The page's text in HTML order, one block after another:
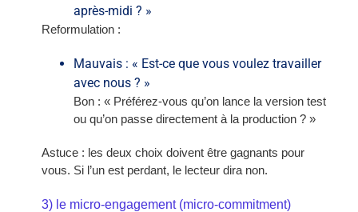
après-midi ? »
Reformulation :
Mauvais : « Est-ce que vous voulez travailler
avec nous ? »
Bon : « Préférez-vous qu’on lance la version test
ou qu’on passe directement à la production ? »
Astuce : les deux choix doivent être gagnants pour
vous. Si l’un est perdant, le lecteur dira non.
3) le micro-engagement (micro-commitment)